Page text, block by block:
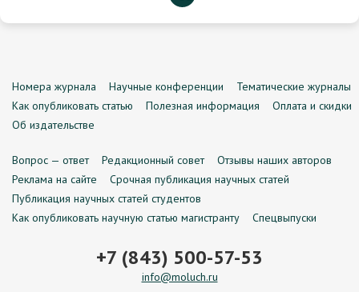
Номера журнала Научные конференции
Тематические журналы
Как опубликовать статью
Полезная информация
Оплата и скидки
Об издательстве
Вопрос — ответ Редакционный совет
Отзывы наших авторов
Реклама на сайте
Срочная публикация научных статей
Публикация научных статей студентов
Как опубликовать научную статью магистранту
Спецвыпуски
+7 (843) 500-57-53
info@moluch.ru